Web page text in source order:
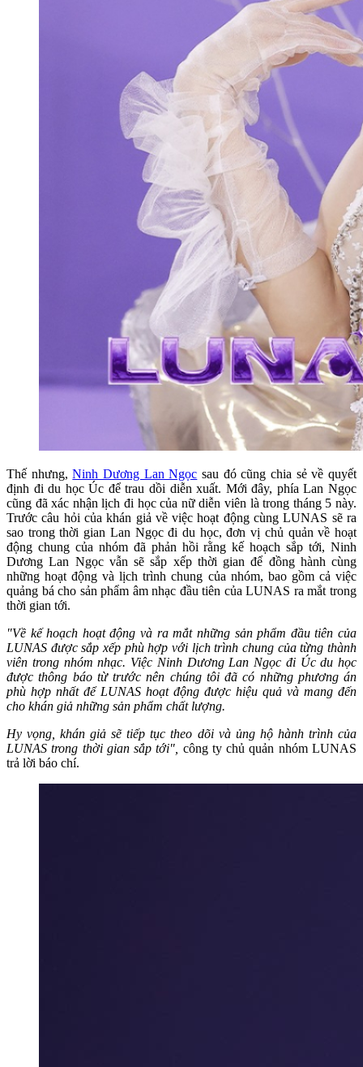
Thế nhưng,Ninh Dương Lan Ngọc sau đó cũng chia sẻ về quyết
định đi du học Úc để trau dồi diễn xuất. Mới đây, phía Lan Ngọc
cũng đã xác nhận lịch đi học của nữ diễn viên là trong tháng 5 này.
Trước câu hỏi của khán giả về việc hoạt động cùng LUNAS sẽ ra
sao trong thời gian Lan Ngọc đi du học, đơn vị chủ quản về hoạt
động chung của nhóm đã phản hồi rằng kế hoạch sắp tới, Ninh
Dương Lan Ngọc vẫn sẽ sắp xếp thời gian để đồng hành cùng
những hoạt động và lịch trình chung của nhóm, bao gồm cả việc
quảng bá cho sản phẩm âm nhạc đầu tiên của LUNAS ra mắt trong
thời gian tới.
"Về kế hoạch hoạt động và ra mắt những sản phẩm đầu tiên của
LUNAS được sắp xếp phù hợp với lịch trình chung của từng thành
viên trong nhóm nhạc. Việc Ninh Dương Lan Ngọc đi Úc du học
được thông báo từ trước nên chúng tôi đã có những phương án
phù hợp nhất để LUNAS hoạt động được hiệu quả và mang đến
cho khán giả những sản phẩm chất lượng.
Hy vọng, khán giả sẽ tiếp tục theo dõi và ủng hộ hành trình của
LUNAS trong thời gian sắp tới", công ty chủ quản nhóm LUNAS
trả lời báo chí.